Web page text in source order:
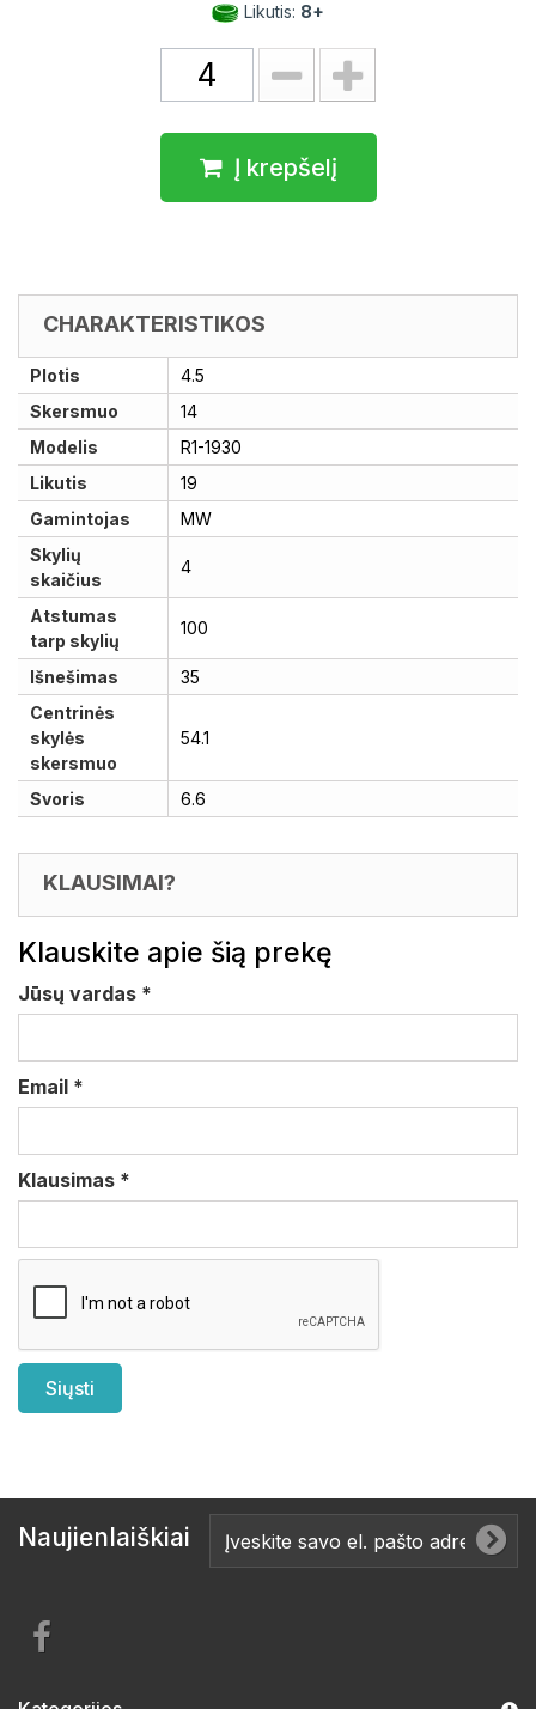
Likutis: 8+
Į krepšelį
CHARAKTERISTIKOS
Plotis
4.5
Skersmuo
14
Modelis
R1-1930
Likutis
19
Gamintojas
MW
Skylių
skaičius
4
Atstumas
tarp skylių
100
Išnešimas
35
Centrinės
skylės
skersmuo
54.1
Svoris 6.6
KLAUSIMAI?
Klauskite apie šią prekę
Jūsų vardas *
Email *
Klausimas *
Naujienlaiškiai